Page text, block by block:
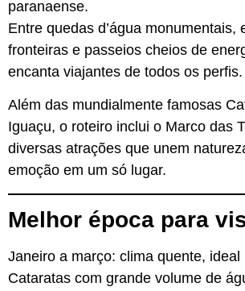
paranaense.
Entre quedas d’água monumentais,
fronteiras e passeios cheios de
encanta viajantes de todos os perfis.
Além das mundialmente famosas
Iguaçu, o roteiro inclui o Marco das
diversas atrações que unem
emoção em um só lugar.
Melhor época para
Janeiro a março: clima quente, ideal
Cataratas com grande volume de